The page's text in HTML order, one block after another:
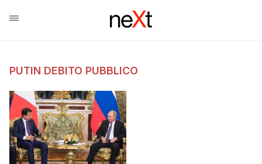
PUTIN DEBITO PUBBLICO